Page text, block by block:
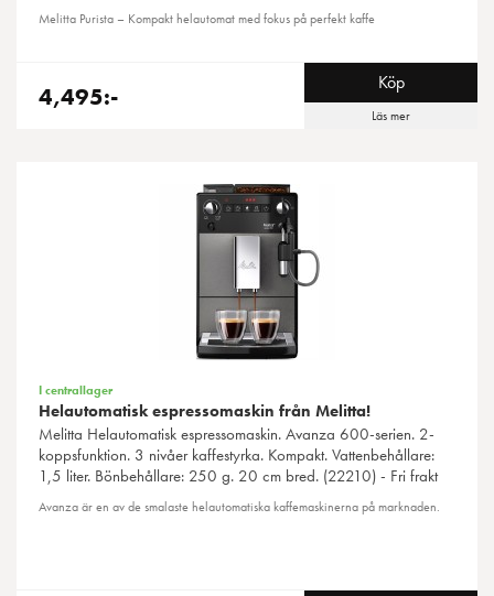
Melitta Purista – Kompakt helautomat med fokus på perfekt kaffe
4,495:- Köp
Läs mer
I centrallager
Helautomatisk espressomaskin från Melitta!
Melitta Helautomatisk espressomaskin. Avanza 600-serien. 2-
koppsfunktion. 3 nivåer kaffestyrka. Kompakt. Vattenbehållare:
1,5 liter. Bönbehållare: 250 g. 20 cm bred. (22210) - Fri frakt
Avanza är en av de smalaste helautomatiska kaffemaskinerna på marknaden.